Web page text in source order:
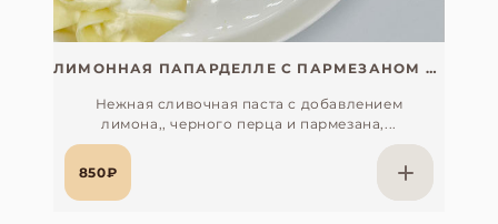
ЛИМОННАЯ ПАПАРДЕЛЛЕ С ПАРМЕЗАНОМ И СТРАЧАТЕЛЛОЙ
Нежная сливочная паста с добавлением
лимона,, черного перца и пармезана,...
850₽